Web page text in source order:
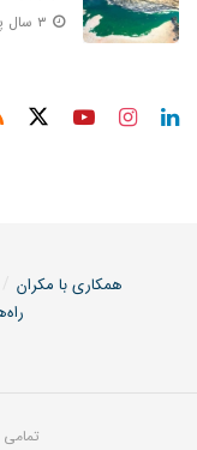
همکاری با مکران